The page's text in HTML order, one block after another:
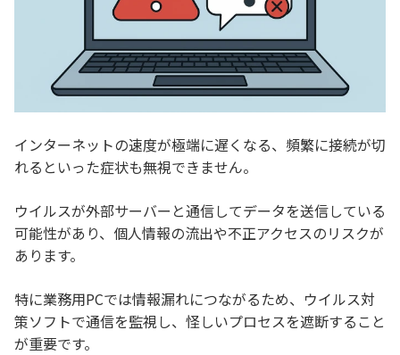
インターネットの速度が極端に遅くなる、頻繁に接続が切
れるといった症状も無視できません。
ウイルスが外部サーバーと通信してデータを送信している
可能性があり、個人情報の流出や不正アクセスのリスクが
あります。
特に業務用PCでは情報漏れにつながるため、ウイルス対
策ソフトで通信を監視し、怪しいプロセスを遮断すること
が重要です。